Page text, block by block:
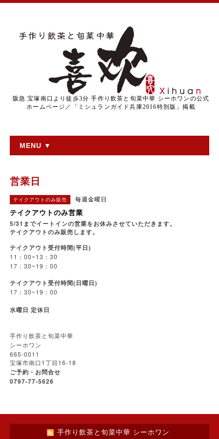
阪急 宝塚南口より徒歩3分 手作り飲茶と旬菜中華 シーホワンの公式
ホームページ／「ミシュランガイド兵庫2016特別版」掲載
MENU ▼
営業日
テイクアウトのみ販売 毎週金曜日
テイクアウトのみ営業
5/31 までイートインの営業をお休みさせていただきます。
テイクアウトのみ販売します。
テイクアウト受付時間(平日)
11 ： 00~13 ： 30
17 ： 30~19 ： 00
テイクアウト受付時間(日曜日)
17 ： 30~19 ： 00
水曜日 定休日
手作り飲茶と旬菜中華
シーホワン
665-0011
宝塚市南口 1 丁目 16-18
ご予約・お問合せ
0797-77-5626
手作り飲茶と旬菜中華 シーホワン